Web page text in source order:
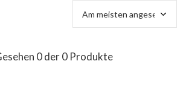
0 der 0 Produkte